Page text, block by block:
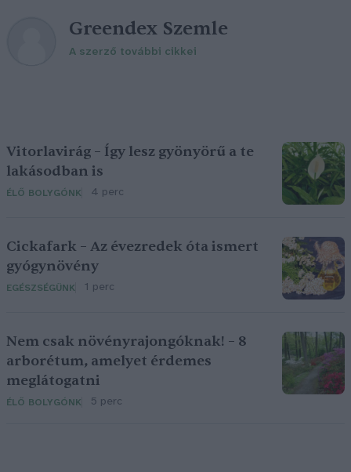
Greendex Szemle
A szerző további cikkei
Vitorlavirág – Így lesz gyönyörű a te
lakásodban is
ÉLŐ BOLYGÓNK 4 perc
Cickafark – Az évezredek óta ismert
gyógynövény
EGÉSZSÉGÜNK 1 perc
Nem csak növényrajongóknak! – 8
arborétum, amelyet érdemes
meglátogatni
ÉLŐ BOLYGÓNK 5 perc